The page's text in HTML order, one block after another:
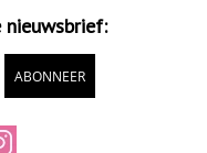
ABONNEER